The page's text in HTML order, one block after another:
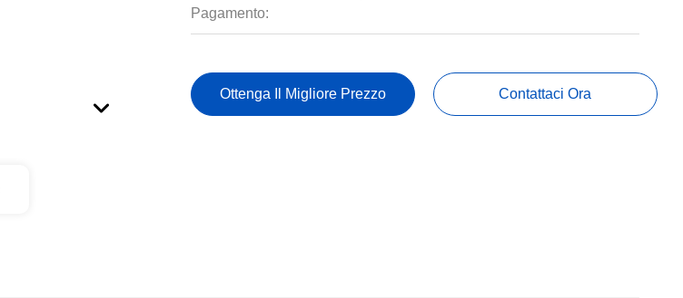
Pagamento:
Ottenga Il Migliore Prezzo Contattaci Ora